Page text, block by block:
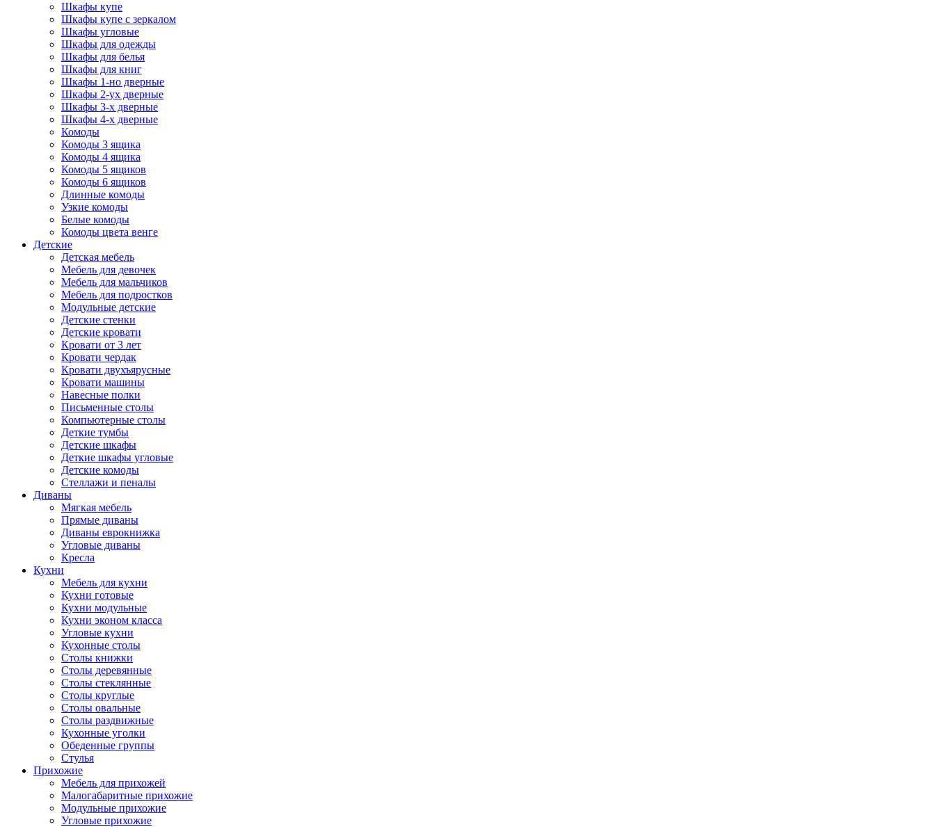
Шкафы купе
Шкафы купе с зеркалом
Шкафы угловые
Шкафы для одежды
Шкафы для белья
Шкафы для книг
Шкафы 1-но дверные
Шкафы 2-ух дверные
Шкафы 3-х дверные
Шкафы 4-х дверные
Комоды
Комоды 3 ящика
Комоды 4 ящика
Комоды 5 ящиков
Комоды 6 ящиков
Длинные комоды
Узкие комоды
Белые комоды
Комоды цвета венге
Детские
Детская мебель
Мебель для девочек
Мебель для мальчиков
Мебель для подростков
Модульные детские
Детские стенки
Детские кровати
Кровати от 3 лет
Кровати чердак
Кровати двухъярусные
Кровати машины
Навесные полки
Письменные столы
Компьютерные столы
Деткие тумбы
Детские шкафы
Деткие шкафы угловые
Детские комоды
Стеллажи и пеналы
Диваны
Мягкая мебель
Прямые диваны
Диваны еврокнижка
Угловые диваны
Кресла
Кухни
Мебель для кухни
Кухни готовые
Кухни модульные
Кухни эконом класса
Угловые кухни
Кухонные столы
Столы книжки
Столы деревянные
Столы стеклянные
Столы круглые
Столы овальные
Столы раздвижные
Кухонные уголки
Обеденные группы
Стулья
Прихожие
Мебель для прихожей
Малогабаритные прихожие
Модульные прихожие
Угловые прихожие